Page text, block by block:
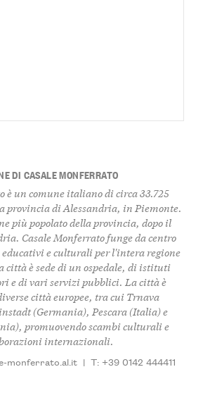
DI CASALE MONFERRATO
è un comune italiano di circa 33.725
provincia di Alessandria, in Piemonte.
più popolato della provincia, dopo il
Casale Monferrato funge da centro
e culturali per l'intera regione
città è sede di un ospedale, di istituti
e di vari servizi pubblici. La città è
città europee, tra cui Trnava
(Germania), Pescara (Italia) e
promuovendo scambi culturali e
internazionali.
monferrato.al.it | T: +39 0142 444411